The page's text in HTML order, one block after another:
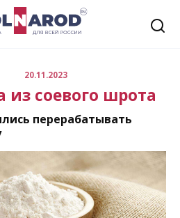
20.11.2023
из соевого шрота
перерабатывать